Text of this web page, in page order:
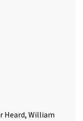
Heard, William